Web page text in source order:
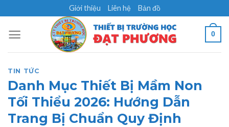
content
Giới thiệu Liên hệ Bản đồ
0
TIN TỨC
Danh Mục Thiết Bị Mầm Non
Tối Thiểu 2026: Hướng Dẫn
Trang Bị Chuẩn Quy Định